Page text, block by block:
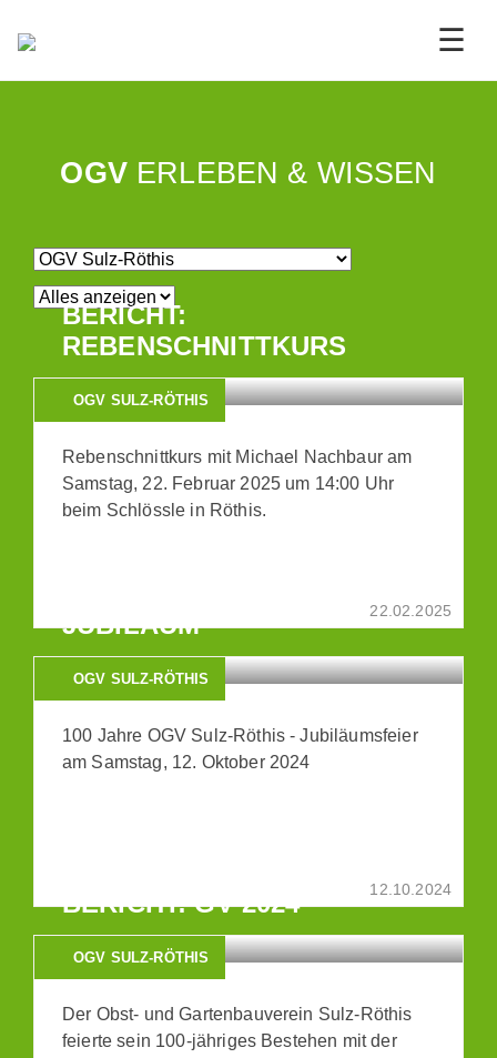
☰
OGVERLEBEN & WISSEN
BERICHT:
REBENSCHNITTKURS
OGV SULZ-RÖTHIS
Rebenschnittkurs mit Michael Nachbaur am
Samstag, 22. Februar 2025 um 14:00 Uhr
beim Schlössle in Röthis.
22.02.2025
JUBILÄUM
OGV SULZ-RÖTHIS
100 Jahre OGV Sulz-Röthis - Jubiläumsfeier
am Samstag, 12. Oktober 2024
12.10.2024
BERICHT: GV 2024
OGV SULZ-RÖTHIS
Der Obst- und Gartenbauverein Sulz-Röthis
feierte sein 100-jähriges Bestehen mit der